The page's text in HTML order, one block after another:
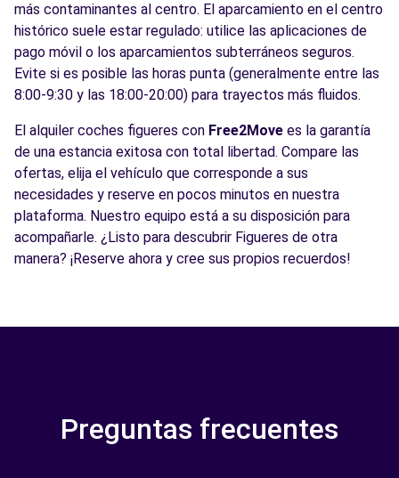
más contaminantes al centro. El aparcamiento en el centro
histórico suele estar regulado: utilice las aplicaciones de
pago móvil o los aparcamientos subterráneos seguros.
Evite si es posible las horas punta (generalmente entre las
8:00-9:30 y las 18:00-20:00) para trayectos más fluidos.
El alquiler coches figueres con Free2Move es la garantía
de una estancia exitosa con total libertad. Compare las
ofertas, elija el vehículo que corresponde a sus
necesidades y reserve en pocos minutos en nuestra
plataforma. Nuestro equipo está a su disposición para
acompañarle. ¿Listo para descubrir Figueres de otra
manera? ¡Reserve ahora y cree sus propios recuerdos!
Preguntas frecuentes